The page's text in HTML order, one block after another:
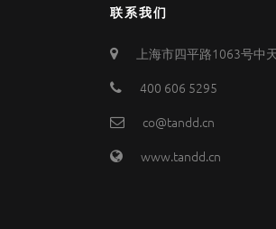
联系我们
上海市四平路1063号中
400 606 5295
co@tandd.cn
www.tandd.cn